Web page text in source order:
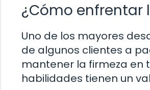
¿Cómo enfrentar
Uno de los mayores
de algunos clientes a
mantener la firmeza en
habilidades tienen un